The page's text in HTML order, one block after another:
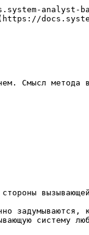
analyst-
Смысл
систему